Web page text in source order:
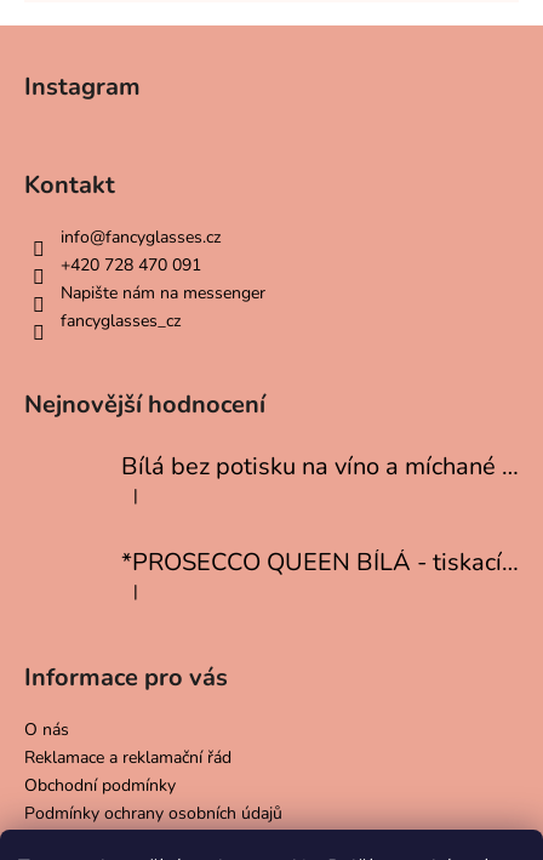
Instagram
Kontakt
info@fancyglasses.cz
+420 728 470 091
Napište nám na messenger
fancyglasses_cz
Nejnovější hodnocení
Bílá bez potisku na víno a míchané drinky
Hodnocení produktu je 5 z 5 hvězdiček.
|
*PROSECCO QUEEN BÍLÁ - tiskací písmo
Hodnocení produktu je 5 z 5 hvězdiček.
|
Informace pro vás
O nás
Reklamace a reklamační řád
Obchodní podmínky
Podmínky ochrany osobních údajů